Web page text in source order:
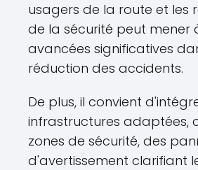
usagers de la route et les
de la sécurité peut mener
avancées significatives
réduction des accidents.
De plus, il convient
infrastructures adaptées,
zones de sécurité, des
d'avertissement clarifiant